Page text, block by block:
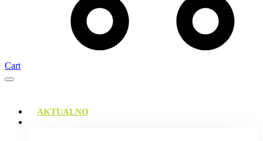
Cart
AKTUALNO